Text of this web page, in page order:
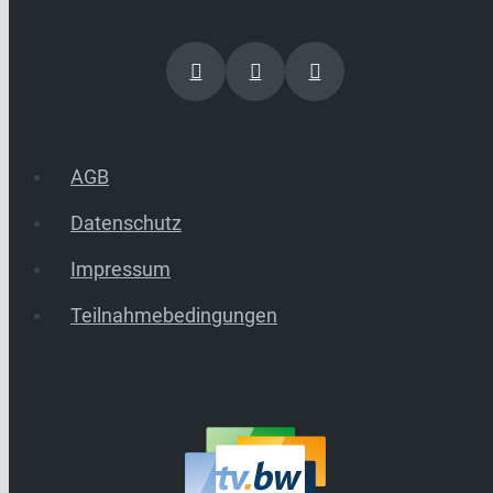
AGB
Datenschutz
Impressum
Teilnahmebedingungen